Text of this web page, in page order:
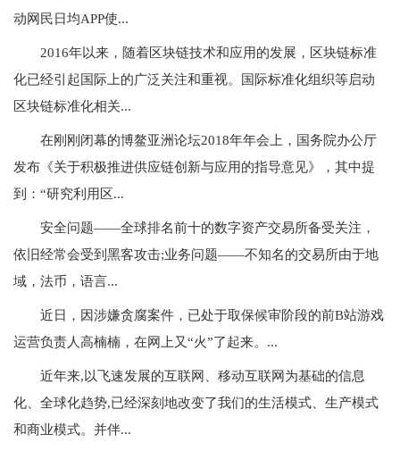
动网民日均APP使...
2016年以来，随着区块链技术和应用的发展，区块链标准
化已经引起国际上的广泛关注和重视。国际标准化组织等启动
区块链标准化相关...
在刚刚闭幕的博鳌亚洲论坛2018年年会上，国务院办公厅
发布《关于积极推进供应链创新与应用的指导意见》，其中提
到：“研究利用区...
安全问题——全球排名前十的数字资产交易所备受关注，
依旧经常会受到黑客攻击;业务问题——不知名的交易所由于地
域，法币，语言...
近日，因涉嫌贪腐案件，已处于取保候审阶段的前B站游戏
运营负责人高楠楠，在网上又“火”了起来。...
近年来,以飞速发展的互联网、移动互联网为基础的信息
化、全球化趋势,已经深刻地改变了我们的生活模式、生产模式
和商业模式。并伴...